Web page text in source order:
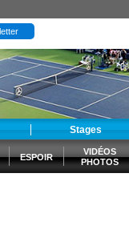
Stages
ESPOIR
VIDÉOS
PHOTOS